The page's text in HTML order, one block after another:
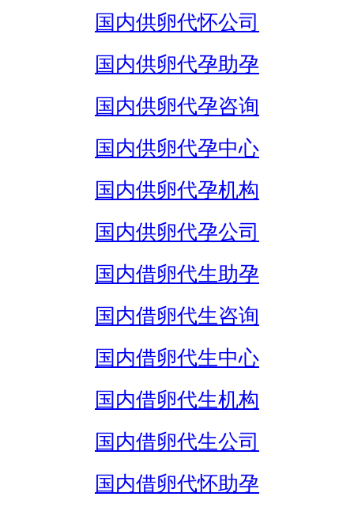
国内供卵代怀公司
国内供卵代孕助孕
国内供卵代孕咨询
国内供卵代孕中心
国内供卵代孕机构
国内供卵代孕公司
国内借卵代生助孕
国内借卵代生咨询
国内借卵代生中心
国内借卵代生机构
国内借卵代生公司
国内借卵代怀助孕